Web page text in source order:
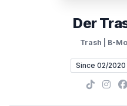
Der
Trash | B-
Since 02/2020
TikTok